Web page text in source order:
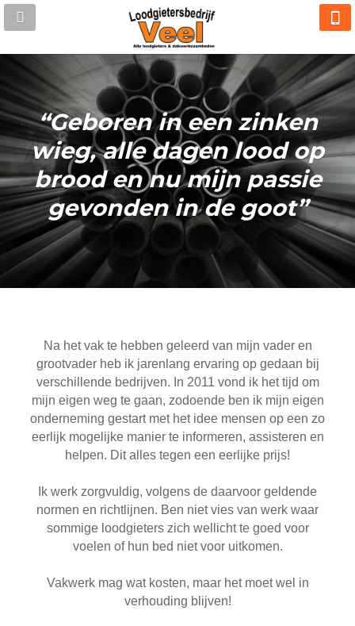
“Geboren in een zinken
wieg, alle dagen lood op
brood en nu mijn passie
gevonden in de goot”
Na het vak te hebben geleerd van mijn vader en
grootvader heb ik jarenlang ervaring op gedaan bij
verschillende bedrijven. In 2011 vond ik het tijd om
mijn eigen weg te gaan, zodoende ben ik mijn eigen
onderneming gestart met het idee mensen op een zo
eerlijk mogelijke manier te informeren, assisteren en
helpen. Dit alles tegen een eerlijke prijs!
Ik werk zorgvuldig, volgens de daarvoor geldende
normen en richtlijnen. Ben niet vies van werk waar
sommige loodgieters zich wellicht te goed voor
voelen of hun bed niet voor uitkomen.
Vakwerk mag wat kosten, maar het moet wel in
verhouding blijven!